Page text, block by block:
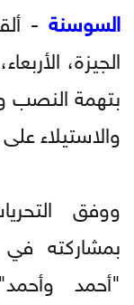
السوسنة -
الجيزة،
بتهمة النصب
والاستيلاء
ووفق
بمشاركته
"أحمد